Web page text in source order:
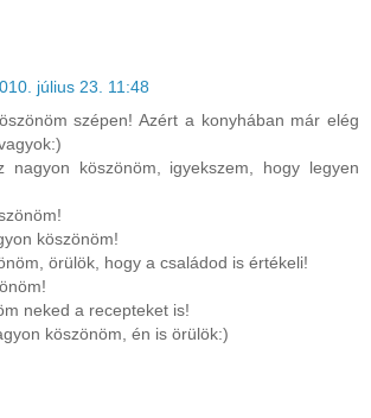
július 23. 11:48
szépen! Azért a konyhában már elég
nagyon köszönöm, igyekszem, hogy legyen
köszönöm!
örülök, hogy a családod is értékeli!
neked a recepteket is!
köszönöm, én is örülök:)